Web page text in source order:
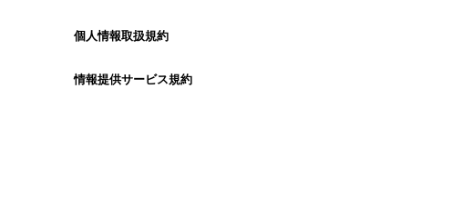
個人情報取扱規約
情報提供サービス規約